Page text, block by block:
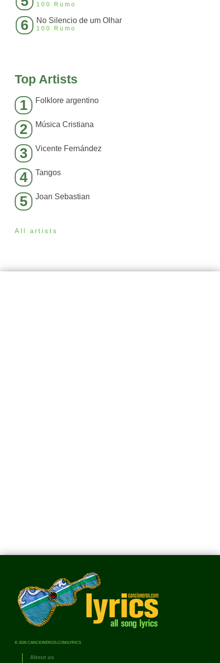
100 Rumo
6 No Silencio de um Olhar
100 Rumo
Top Artists
1 Folklore argentino
2 Música Cristiana
3 Vicente Fernández
4 Tangos
5 Joan Sebastian
All artists
© 2026 CANCIONEROS.COM/LYRICS
About us